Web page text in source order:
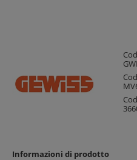
Informazioni di prodotto